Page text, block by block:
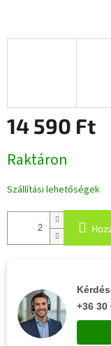
14 590 Ft
Raktáron
Szállítási lehetőségek
+36 30